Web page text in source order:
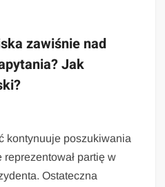
zawiśnie nad
Jak
kontynuuje poszukiwania
partię w
Ostateczna